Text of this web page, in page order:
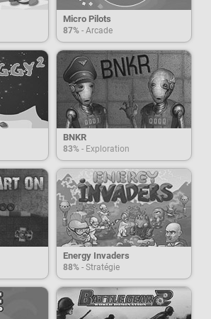
Micro Pilots
87% - Arcade
BNKR
83% - Exploration
Energy Invaders
88% - Stratégie